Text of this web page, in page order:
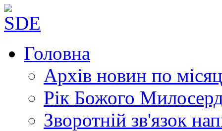
Головна
Архів новин по
Рік Божого
Зворотній зв'язок